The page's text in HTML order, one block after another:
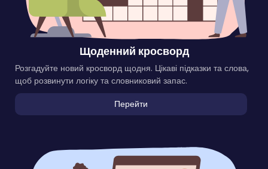
Щоденний кросворд
Розгадуйте новий кросворд щодня. Цікаві підказки та слова,
щоб розвинути логіку та словниковий запас.
Перейти